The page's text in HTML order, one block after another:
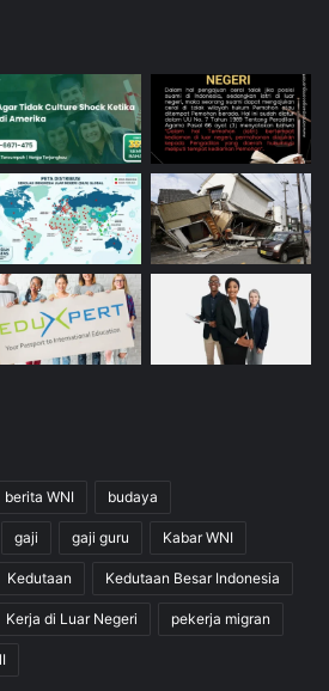
berita WNI budaya
gaji gaji guru Kabar WNI
Kedutaan Kedutaan Besar Indonesia
Kerja di Luar Negeri pekerja migran